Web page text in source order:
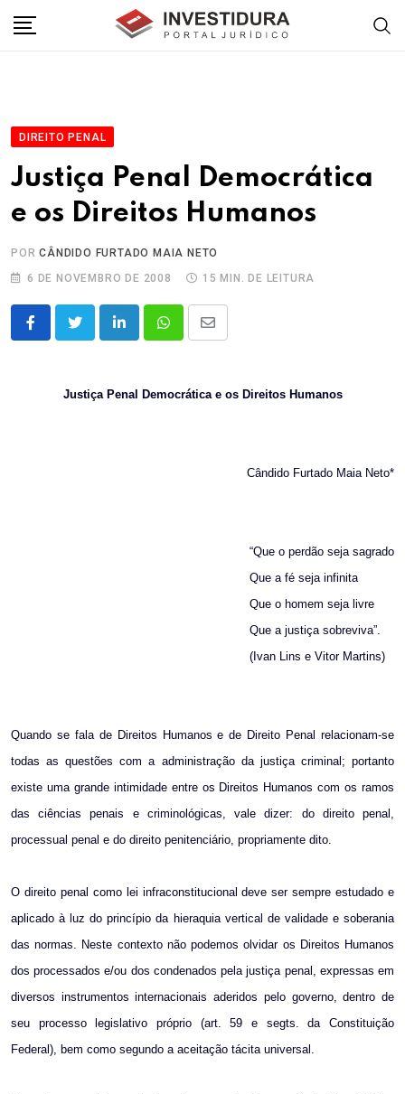
DIREITO PENAL
Justiça Penal Democrática
e os Direitos Humanos
PORCÂNDIDO FURTADO MAIA NETO
6 DE NOVEMBRO DE 2008
15 MIN. DE LEITURA
LinkedInWhatsappShare
Justiça Penal Democrática e os Direitos Humanos
Cândido Furtado Maia Neto*
“Que o perdão seja sagrado
Que a fé seja infinita
Que o homem seja livre
Que a justiça sobreviva”.
(Ivan Lins e Vitor Martins)
Quando se fala de Direitos Humanos e de Direito Penal relacionam-se
todas as questões com a administração da justiça criminal; portanto
existe uma grande intimidade entre os Direitos Humanos com os ramos
das ciências penais e criminológicas, vale dizer: do direito penal,
processual penal e do direito penitenciário, propriamente dito.
O direito penal como lei infraconstitucional deve ser sempre estudado e
aplicado à luz do princípio da hieraquia vertical de validade e soberania
das normas. Neste contexto não podemos olvidar os Direitos Humanos
dos processados e/ou dos condenados pela justiça penal, expressas em
diversos instrumentos internacionais aderidos pelo governo, dentro de
seu processo legislativo próprio (art. 59 e segts. da Constituição
Federal), bem como segundo a aceitação tácita universal.